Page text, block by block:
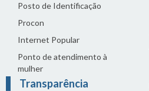
Posto de Identificação
Procon
Internet Popular
Ponto de atendimento à
mulher
Transparência